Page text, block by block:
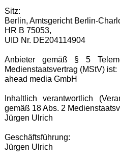
Sitz:
Berlin, Amtsgericht Berlin-
HR B 75053,
UID Nr. DE204114904
Anbieter gemäß § 5
Medienstaatsvertrag (MStV) ist:
ahead media GmbH
Inhaltlich verantwortlich
gemäß 18 Abs. 2
Jürgen Ulrich
Geschäftsführung:
Jürgen Ulrich